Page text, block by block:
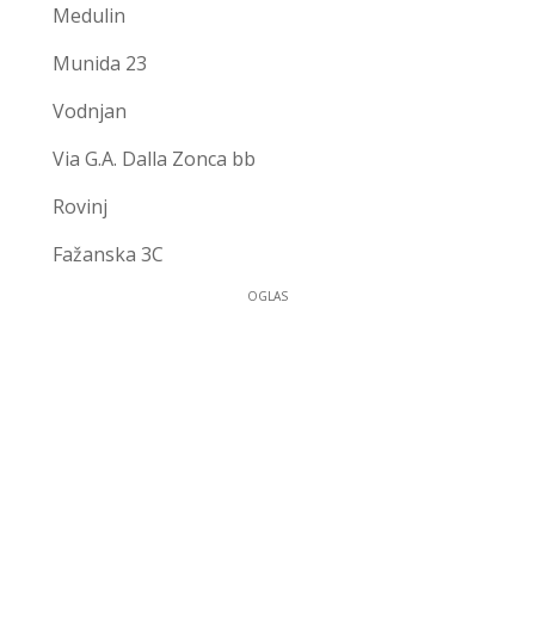
Medulin
Munida 23
Vodnjan
Via G.A. Dalla Zonca bb
Rovinj
Fažanska 3C
OGLAS